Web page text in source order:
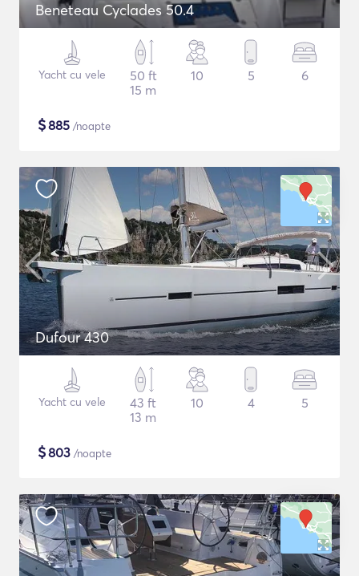
Beneteau Cyclades 50.4
Yacht cu vele
50 ft
15 m
10 5 6
$885 /noapte
Dufour 430
Yacht cu vele
43 ft
13 m
10 4 5
$803 /noapte